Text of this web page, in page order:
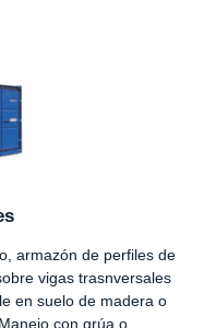
armazón de perfiles de
vigas trasnversales
en suelo de madera o
con grúa o...